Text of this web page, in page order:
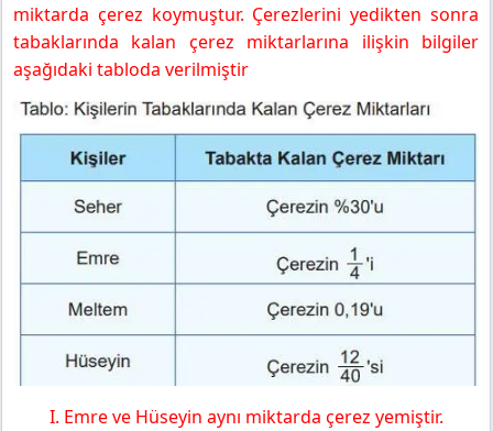
miktarda çerez koymuştur. Çerezlerini yedikten sonra
tabaklarında kalan çerez miktarlarına ilişkin bilgiler
aşağıdaki tabloda verilmiştir
I. Emre ve Hüseyin aynı miktarda çerez yemiştir.